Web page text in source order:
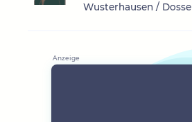
Wusterhausen / Dosse